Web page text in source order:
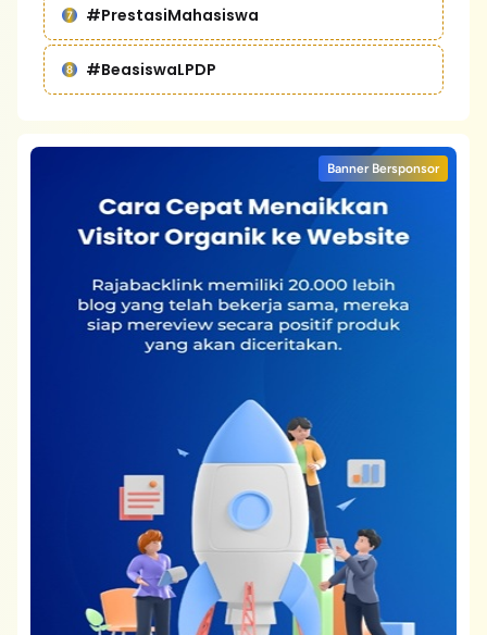
#PrestasiMahasiswa
#BeasiswaLPDP
Banner Bersponsor